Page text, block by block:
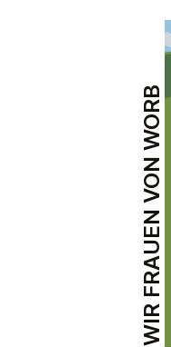
WIR FRAUEN VON WORB